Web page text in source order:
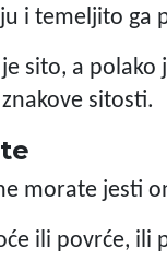
i temeljito ga
sito, a polako
sitosti.
morate jesti
ili povrće,